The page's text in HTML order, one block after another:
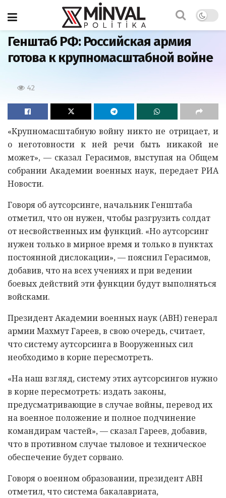
Главная
Генштаб РФ: Российская армия
готова к крупномасштабной войне
42
«Крупномасштабную войну никто не отрицает, и
о неготовности к ней речи быть никакой не
может», — сказал Герасимов, выступая на Общем
собрании Академии военных наук, передает РИА
Новости.
Говоря об аутсорсинге, начальник Генштаба
отметил, что он нужен, чтобы разгрузить солдат
от несвойственных им функций. «Но аутсорсинг
нужен только в мирное время и только в пунктах
постоянной дислокации», — пояснил Герасимов,
добавив, что на всех учениях и при ведении
боевых действий эти функции будут выполняться
войсками.
Президент Академии военных наук (АВН) генерал
армии Махмут Гареев, в свою очередь, считает,
что систему аутсорсинга в Вооруженных сил
необходимо в корне пересмотреть.
«На наш взгляд, систему этих аутсорсингов нужно
в корне пересмотреть: издать законы,
предусматривающие в случае войны, перевод их
на военное положение и полное подчинение
командирам частей», — сказал Гареев, добавив,
что в противном случае тыловое и техническое
обеспечение будет сорвано.
Говоря о военном образовании, президент АВН
отметил, что система бакалавриата,